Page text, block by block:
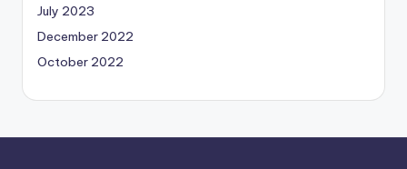
July 2023
December 2022
October 2022